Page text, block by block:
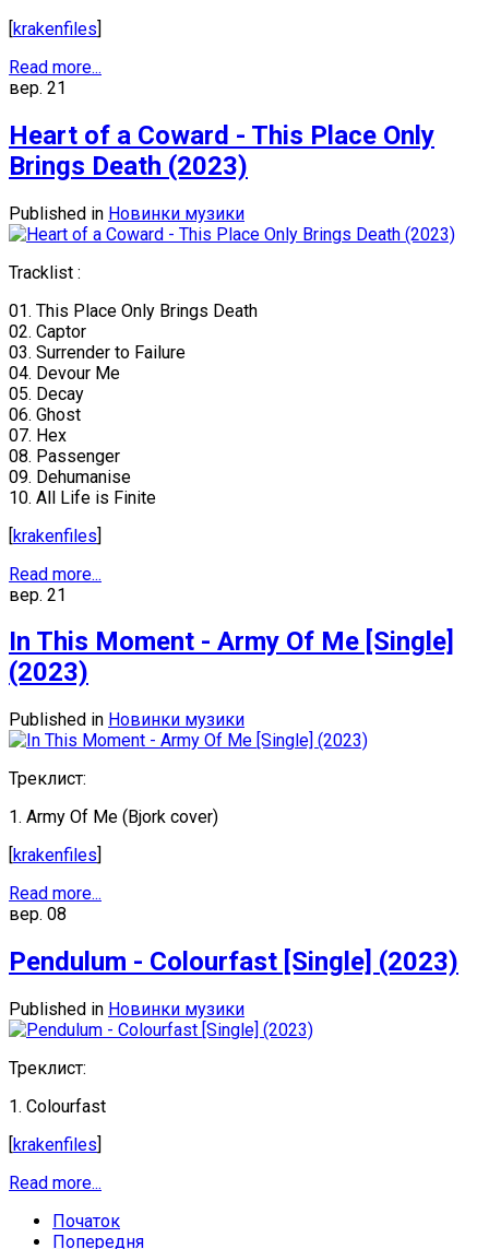
[krakenfiles]
Read more...
вер. 21
Heart of a Coward - This Place Only
Brings Death (2023)
Published in Новинки музики
Tracklist :
01. This Place Only Brings Death
02. Captor
03. Surrender to Failure
04. Devour Me
05. Decay
06. Ghost
07. Hex
08. Passenger
09. Dehumanise
10. All Life is Finite
[krakenfiles]
Read more...
вер. 21
In This Moment - Army Of Me [Single]
(2023)
Published in Новинки музики
Треклист:
1. Army Of Me (Bjork cover)
krakenfiles
Read more...
вер. 08
Pendulum - Cоlоurfast [Singlе] (2023)
Published in Новинки музики
Треклист:
1. Colourfast
[krakenfiles]
Read more...
Початок
Попередня